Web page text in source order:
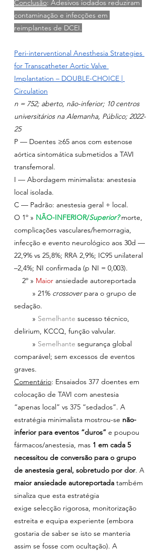
Conclusão: Adesivos iodados reduziram
contaminação e infecções em
reimplantes de DCEI.
Peri-interventional Anesthesia Strategies
for Transcatheter Aortic Valve
Implantation – DOUBLE-CHOICE |
Circulation
n = 752; aberto, não-inferior; 10 centros
universitários na Alemanha, Público; 2022-
25
P — Doentes ≥65 anos com estenose
aórtica sintomática submetidos a TAVI
transfemoral.
I — Abordagem minimalista: anestesia
local isolada.
C — Padrão: anestesia geral + local.
O 1º » NÃO-INFERIOR/Superior? morte,
complicações vasculares/hemorragia,
infecção e evento neurológico aos 30d —
22,9% vs 25,8%; RRA 2,9%; IC95 unilateral
–2,4%; NI confirmada (p NI = 0,003).
2º » Maior ansiedade autoreportada
» 21% crossover para o grupo de
sedação.
» Semelhante sucesso técnico,
delirium, KCCQ, função valvular.
» Semelhante segurança global
comparável; sem excessos de eventos
graves.
Comentário: Ensaiados 377 doentes em
colocação de TAVI com anestesia
“apenas local” vs 375 “sedados”. A
estratégia minimalista mostrou-se não-
inferior para eventos “duros” e poupou
fármacos/anestesia, mas 1 em cada 5
necessitou de conversão para o grupo
de anestesia geral, sobretudo por dor. A
maior ansiedade autoreportada também
sinaliza que esta estratégia
exige selecção rigorosa, monitorização
estreita e equipa experiente (embora
gostaria de saber se isto se manteria
assim se fosse com ocultação). A